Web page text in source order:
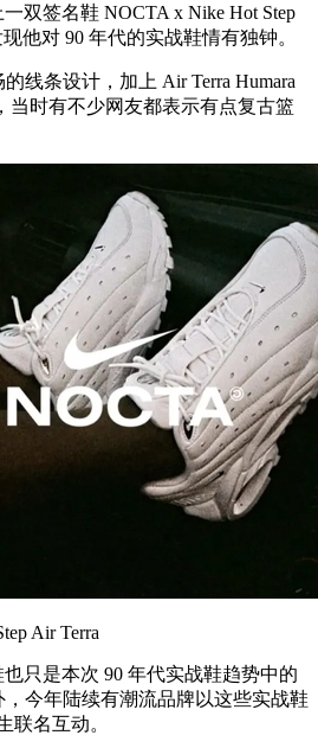
签名鞋 NOCTA x Nike Hot Step
他对 90 年代的实战鞋情有独钟。
条设计，加上 Air Terra Humara
当时有不少网友都表示有点复古篮
Air Terra
只是本次 90 年代实战鞋趋势中的
今年陆续有潮流品牌以这些实战鞋
联名互动。